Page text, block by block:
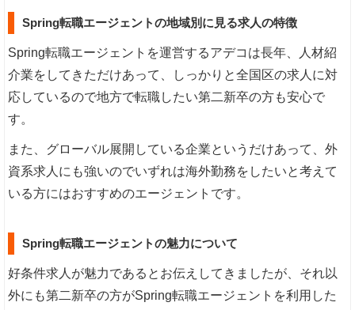
Spring転職エージェントの地域別に見る求人の特徴
Spring転職エージェントを運営するアデコは長年、人材紹
介業をしてきただけあって、しっかりと全国区の求人に対
応しているので地方で転職したい第二新卒の方も安心で
す。
また、グローバル展開している企業というだけあって、外
資系求人にも強いのでいずれは海外勤務をしたいと考えて
いる方にはおすすめのエージェントです。
Spring転職エージェントの魅力について
好条件求人が魅力であるとお伝えしてきましたが、それ以
外にも第二新卒の方がSpring転職エージェントを利用した